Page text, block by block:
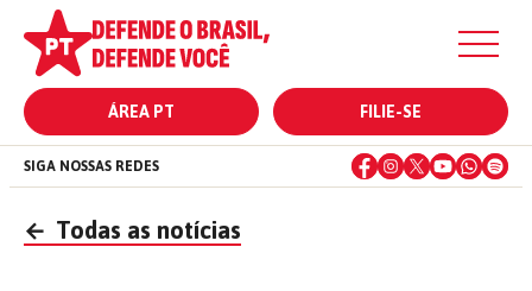
ÁREA PT FILIE-SE
SIGA NOSSAS REDES
← Todas as notícias